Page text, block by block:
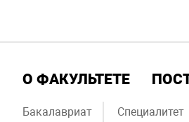
О ФАКУЛЬТЕТЕ
Бакалавриат Специалитет